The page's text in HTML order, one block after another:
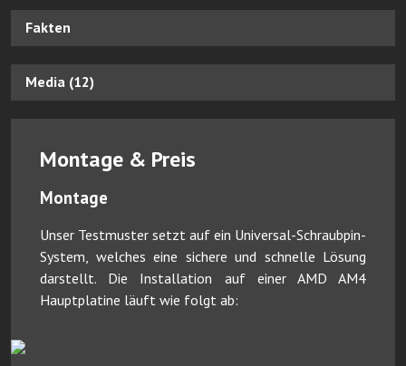
Fakten
Media (12)
Montage & Preis
Montage
Unser Testmuster setzt auf ein Universal-Schraubpin-
System, welches eine sichere und schnelle Lösung
darstellt. Die Installation auf einer AMD AM4
Hauptplatine läuft wie folgt ab: